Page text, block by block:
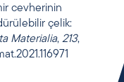
cevherinin
çelik:
Materialia, 213,